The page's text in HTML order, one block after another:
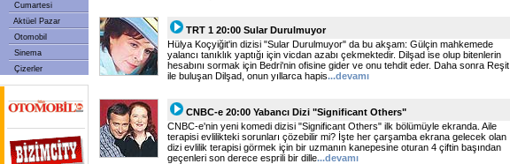
Cumartesi
Aktüel Pazar
Otomobil
Sinema
Çizerler
TRT 1 20:00 Sular Durulmuyor
Hülya Koçyiğit'in dizisi "Sular Durulmuyor" da bu akşam: Gülçin mahkemede
yalancı tanıklık yaptığı için vicdan azabı çekmektedir. Dilşad ise olup bitenlerin
hesabını sormak için Bedri'nin ofisine gider ve onu tehdit eder. Daha sonra Reşit
ile buluşan Dilşad, onun yıllarca hapis...devamı
CNBC-e 20:00 Yabancı Dizi "Significant Others"
CNBC-e'nin yeni komedi dizisi "Significant Others" ilk bölümüyle ekranda. Aile
terapisi evlilikteki sorunları çözebilir mi? İşte her çarşamba ekrana gelecek olan
dizi evlilik terapisi görmek için bir uzmanın kanepesine oturan 4 çiftin başından
geçenleri son derece esprili bir dille...devamı